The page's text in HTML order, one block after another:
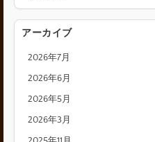
アーカイブ
2026年7月
2026年6月
2026年5月
2026年3月